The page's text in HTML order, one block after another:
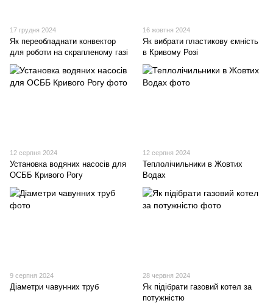
17 грудня 2024
Як переобладнати конвектор
для роботи на скрапленому газі
16 жовтня 2024
Як вибрати пластикову ємність
в Кривому Розі
12 серпня 2024
Установка водяних насосів для
ОСББ Кривого Рогу
12 серпня 2024
Теплолічильники в Жовтих
Водах
9 серпня 2024
Діаметри чавунних труб
28 червня 2024
Як підібрати газовий котел за
потужністю